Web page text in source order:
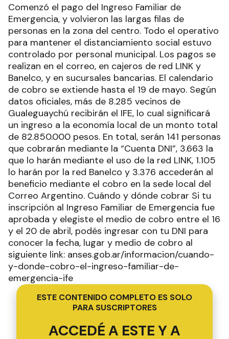
Comenzó el pago del Ingreso Familiar de
Emergencia, y volvieron las largas filas de
personas en la zona del centro. Todo el operativo
para mantener el distanciamiento social estuvo
controlado por personal municipal. Los pagos se
realizan en el correo, en cajeros de red LINK y
Banelco, y en sucursales bancarias. El calendario
de cobro se extiende hasta el 19 de mayo. Según
datos oficiales, más de 8.285 vecinos de
Gualeguaychú recibirán el IFE, lo cual significará
un ingreso a la economía local de un monto total
de 82.850.000 pesos. En total, serán 141 personas
que cobrarán mediante la “Cuenta DNI”, 3.663 la
que lo harán mediante el uso de la red LINK, 1.105
lo harán por la red Banelco y 3.376 accederán al
beneficio mediante el cobro en la sede local del
Correo Argentino. Cuándo y dónde cobrar Si tu
inscripción al Ingreso Familiar de Emergencia fue
aprobada y elegiste el medio de cobro entre el 16
y el 20 de abril, podés ingresar con tu DNI para
conocer la fecha, lugar y medio de cobro al
siguiente link: anses.gob.ar/informacion/cuando-
y-donde-cobro-el-ingreso-familiar-de-
emergencia-ife
ESTE CONTENIDO COMPLETO ES SOLO
PARA SUSCRIPTORES
ACCEDÉ A ESTE Y A